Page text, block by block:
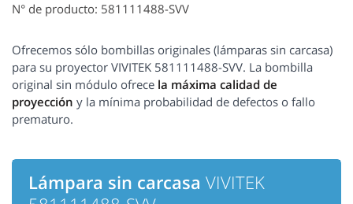
N° de producto: 581111488-SVV
Ofrecemos sólo bombillas originales (lámparas sin carcasa)
para su proyector VIVITEK 581111488-SVV. La bombilla
original sin módulo ofrece la máxima calidad de
proyección y la mínima probabilidad de defectos o fallo
prematuro.
Lámpara sin carcasa VIVITEK